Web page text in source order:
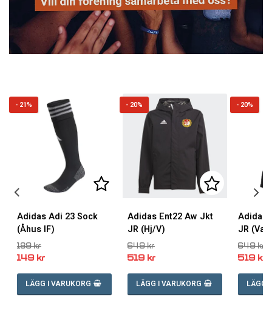
till i favoritlistan
till i favoritlistan
- 21%
Lägg till i favoritlistan
Adidas Adi 23 Sock
(Åhus IF)
189 kr
149 kr
LÄGG I VARUKORG
- 20%
Lägg till
Adidas Ent22 Aw Jkt
JR (Hj/V)
649 kr
519 kr
LÄGG I VARUKORG
- 20%
Adidas
JR
649 kr
519 kr
LÄGG